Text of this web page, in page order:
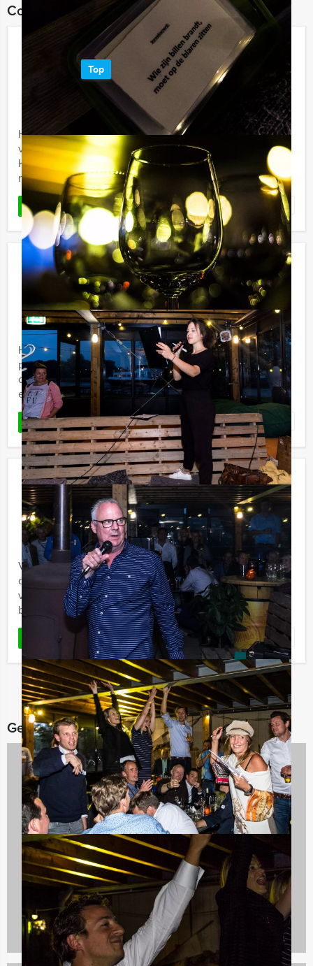
Combineer dit uitje met:
Get The Picture Dinner Hengelo
Top
Vanaf € 62,50 p.p. excl. BTW
Vanaf 12 personen ‐ 4 uur en 30 minuten
Het 'Get The Picture Dinner' in Hengelo, dat is genieten
van lekker eten én een speurtocht door de stad, met
Holland Tour Guides. Wandelen en de mooiste kiekjes
nemen van ...
LEES MEER Favoriet
Old Urk
Vanaf€ 22,50 p.p. excl. BTW
Vanaf 12 personen ‐ 2 uur en 30 minuten
Holland Tour Guides neemt u mee naar de oudste
plekjes van Urk! Tijdens deze unieke 'Old' speurtocht
ontdekt u de oudste bezienswaardigheden van de stad
en beleeft u de ...
LEES MEER Favoriet
Ranking the Stars quiz Maastricht
Vanaf€ 27,50 p.p. excl. BTW
Vanaf 12 personen ‐ 2 uur en 30 minuten
Vanaf nu ook bij Holland Tour Guides te boeken;
de hilarische Ranking the Stars quiz! Bent u klaar om uw
vrienden of collega's te ranken? Alle geheimen zullen
bloot komen ...
LEES MEER Favoriet
Gerelateerde categorieën
Avondarrangementen
846 uitjes